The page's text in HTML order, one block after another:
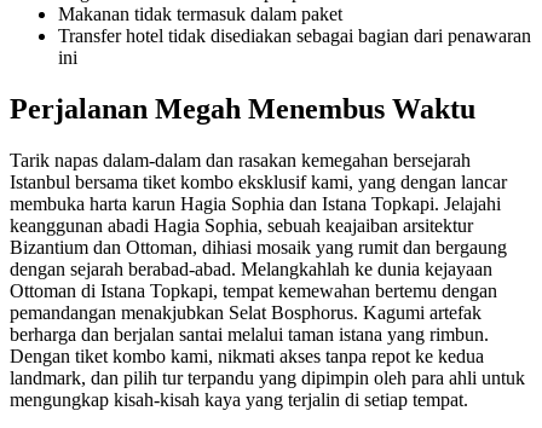
Makanan tidak termasuk dalam paket
Transfer hotel tidak disediakan sebagai bagian dari penawaran
ini
Perjalanan Megah Menembus Waktu
Tarik napas dalam-dalam dan rasakan kemegahan bersejarah
Istanbul bersama tiket kombo eksklusif kami, yang dengan lancar
membuka harta karun Hagia Sophia dan Istana Topkapi. Jelajahi
keanggunan abadi Hagia Sophia, sebuah keajaiban arsitektur
Bizantium dan Ottoman, dihiasi mosaik yang rumit dan bergaung
dengan sejarah berabad-abad. Melangkahlah ke dunia kejayaan
Ottoman di Istana Topkapi, tempat kemewahan bertemu dengan
pemandangan menakjubkan Selat Bosphorus. Kagumi artefak
berharga dan berjalan santai melalui taman istana yang rimbun.
Dengan tiket kombo kami, nikmati akses tanpa repot ke kedua
landmark, dan pilih tur terpandu yang dipimpin oleh para ahli untuk
mengungkap kisah-kisah kaya yang terjalin di setiap tempat.